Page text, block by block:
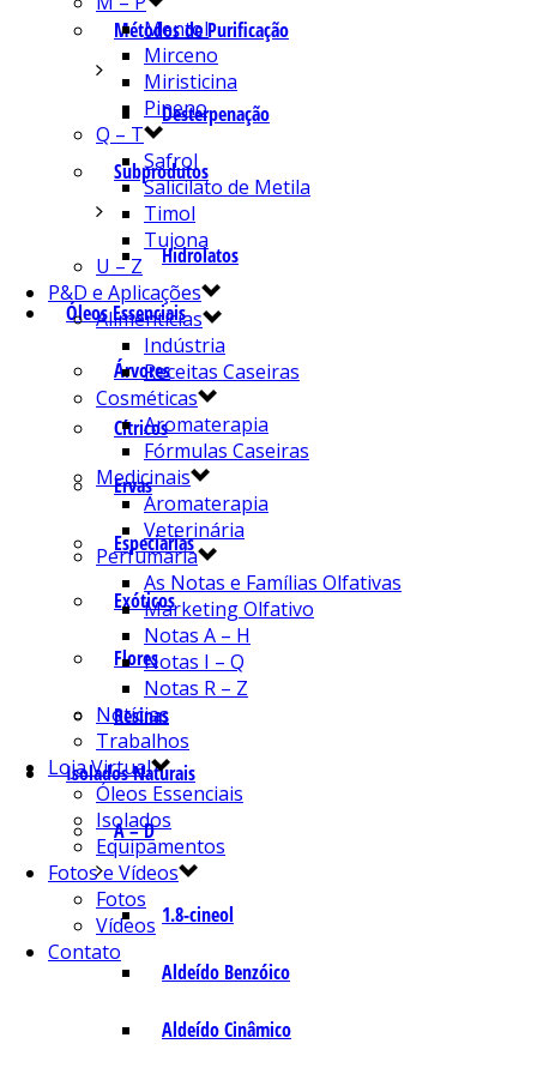
Métodos de Purificação
Desterpenação
Subprodutos
Hidrolatos
Óleos Essenciais
Árvores
Cítricos
Ervas
Especiarias
Exóticos
Flores
Resinas
Isolados Naturais
A – D
1.8-cineol
Aldeído Benzóico
Aldeído Cinâmico
Mentol
Mirceno
Miristicina
Pineno
Q – T
Safrol
Salicilato de Metila
Timol
Tujona
U – Z
P&D e Aplicações
Alimentícias
Indústria
Receitas Caseiras
Cosméticas
Aromaterapia
Fórmulas Caseiras
Medicinais
Aromaterapia
Veterinária
Perfumaria
As Notas e Famílias Olfativas
Marketing Olfativo
Notas A – H
Notas I – Q
Notas R – Z
Notícias
Trabalhos
Loja Virtual
Óleos Essenciais
Isolados
Equipamentos
Fotos e Vídeos
Fotos
Vídeos
Contato